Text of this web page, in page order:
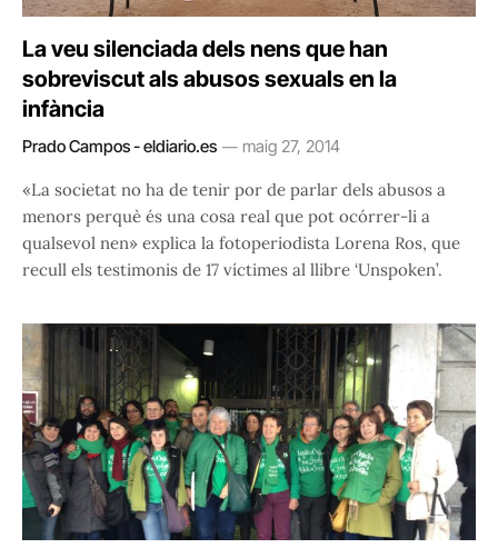
La veu silenciada dels nens que han
sobreviscut als abusos sexuals en la
infància
Prado Campos - eldiario.es maig 27, 2014
«La societat no ha de tenir por de parlar dels abusos a
menors perquè és una cosa real que pot ocórrer-li a
qualsevol nen» explica la fotoperiodista Lorena Ros, que
recull els testimonis de 17 víctimes al llibre ‘Unspoken’.